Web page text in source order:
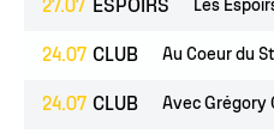
27.07 ESPOIRS Les
24.07 CLUB Au Coeur du
24.07 CLUB Avec Grégory